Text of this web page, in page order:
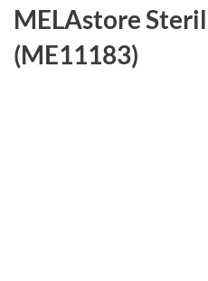
MELAstore
(ME11183)